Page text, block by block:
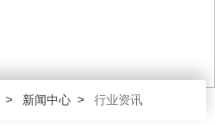
> 新闻中心 >行业资讯